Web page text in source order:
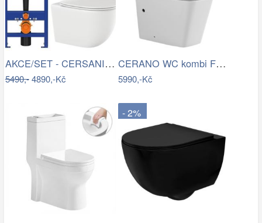
AKCE/SET - CERSANIT předstěnový…
5490,-4890,-Kč
CERANO WC kombi Forte, Rimless + Slim…
5990,-Kč
- 2%